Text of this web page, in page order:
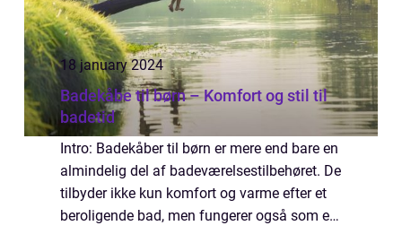
18 january 2024
Badekåbe til børn – Komfort og stil til
badetid
Intro: Badekåber til børn er mere end bare en
almindelig del af badeværelsestilbehøret. De
tilbyder ikke kun komfort og varme efter et
beroligende bad, men fungerer også som en